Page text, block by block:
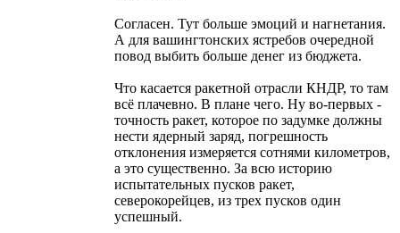
Согласен. Тут больше эмоций и нагнетания.
А для вашингтонских ястребов очередной
повод выбить больше денег из бюджета.
Что касается ракетной отрасли КНДР, то там
всё плачевно. В плане чего. Ну во-первых -
точность ракет, которое по задумке должны
нести ядерный заряд, погрешность
отклонения измеряется сотнями километров,
а это существенно. За всю историю
испытательных пусков ракет,
северокорейцев, из трех пусков один
успешный.